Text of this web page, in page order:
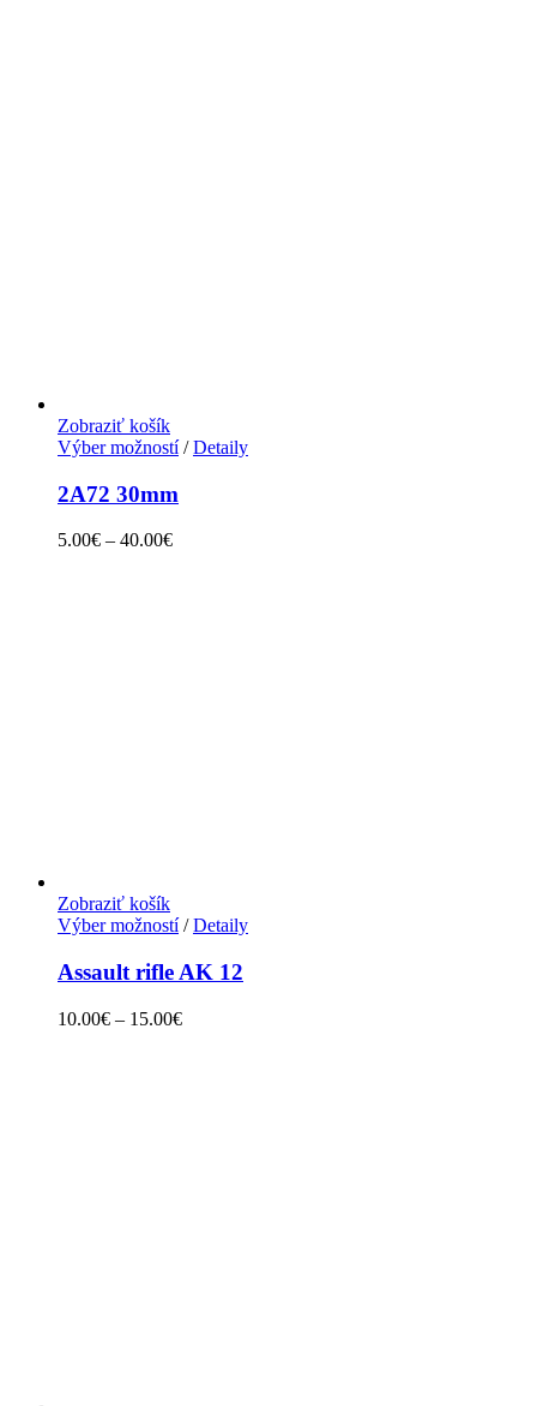
Zobraziť košík
Výber možností/ Detaily
2A72 30mm
5.00€ – 40.00€
Zobraziť košík
Výber možností/ Detaily
Assault rifle AK 12
10.00€ – 15.00€